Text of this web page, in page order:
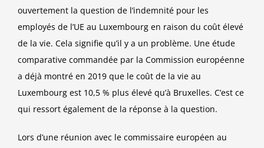
ouvertement la question de l’indemnité pour les
employés de l’UE au Luxembourg en raison du coût élevé
de la vie. Cela signifie qu’il y a un problème. Une étude
comparative commandée par la Commission européenne
a déjà montré en 2019 que le coût de la vie au
Luxembourg est 10,5 % plus élevé qu’à Bruxelles. C’est ce
qui ressort également de la réponse à la question.
Lors d’une réunion avec le commissaire européen au